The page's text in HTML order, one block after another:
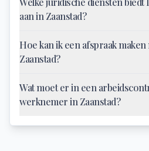
aan in Zaanstad?
Hoe kan ik een afspraak
Zaanstad?
Wat moet er in een
werknemer in Zaanstad?